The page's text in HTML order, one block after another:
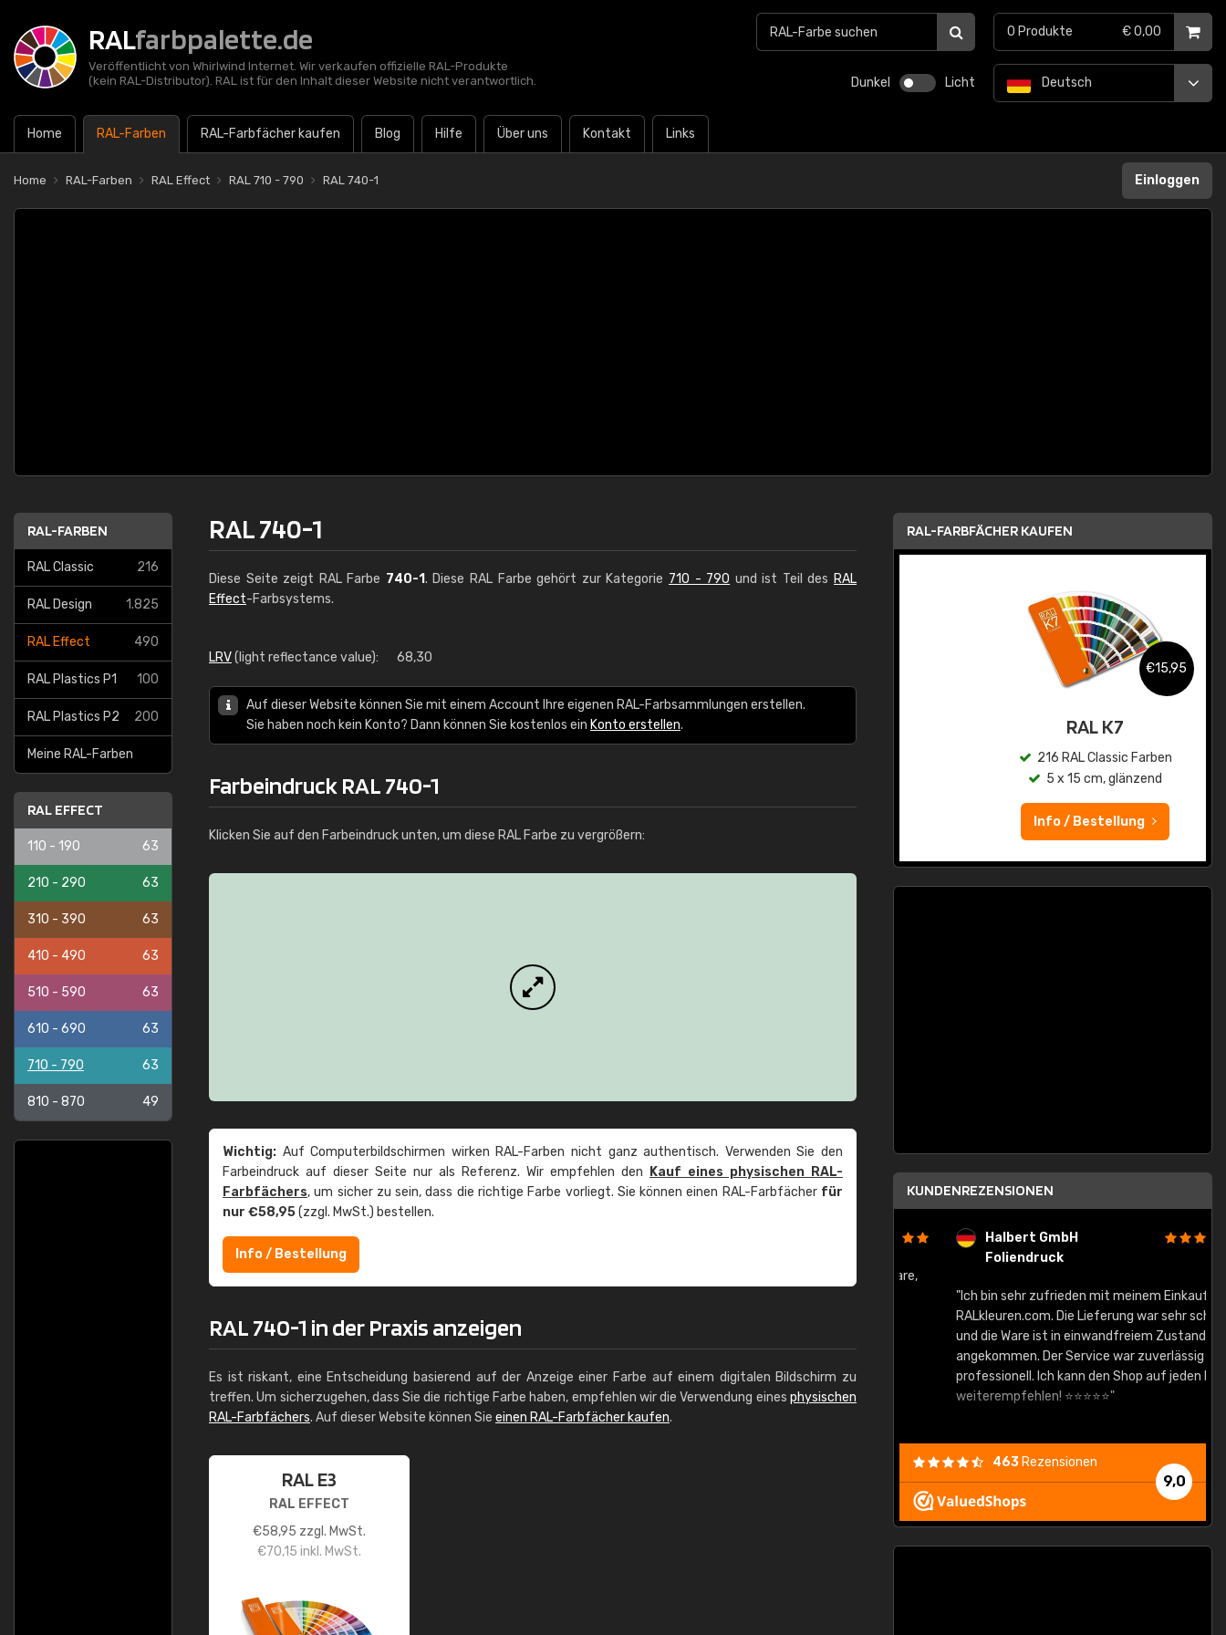
RALfarbpalette.de
Veröffentlicht von Whirlwind Internet. Wir verkaufen offizielle RAL-Produkte
(kein RAL-Distributor). RAL ist für den Inhalt dieser Website nicht verantwortlich.
Dunkel Licht
Home RAL-Farben RAL-Farbfächer kaufen Blog Hilfe Über uns Kontakt Links
Deutsch
0 Produkte € 0,00
Home RAL-Farben RAL Effect RAL 710 - 790 RAL 740-1 Einloggen
RAL-FARBEN
RAL Classic 216
RAL Design 1.825
RAL Effect 490
RAL Plastics P1 100
RAL Plastics P2 200
Meine RAL-Farben
RAL EFFECT
110 - 190 63
210 - 290 63
310 - 390 63
410 - 490 63
510 - 590 63
610 - 690 63
710 - 790 63
810 - 870 49
RAL 740-1
Diese Seite zeigt RAL Farbe 740-1. Diese RAL Farbe gehört zur Kategorie 710 - 790 und ist Teil des RAL
Effect-Farbsystems.
LRV(light reflectance value): 68,30
Auf dieser Website können Sie mit einem Account Ihre eigenen RAL-Farbsammlungen erstellen.
Sie haben noch kein Konto? Dann können Sie kostenlos ein Konto erstellen.
Farbeindruck RAL 740-1
Klicken Sie auf den Farbeindruck unten, um diese RAL Farbe zu vergrößern:
Wichtig: Auf Computerbildschirmen wirken RAL-Farben nicht ganz authentisch. Verwenden Sie den
Farbeindruck auf dieser Seite nur als Referenz. Wir empfehlen den
Kauf eines physischen RAL-
Farbfächers, um sicher zu sein, dass die richtige Farbe vorliegt. Sie können einen RAL-Farbfächer für
nur €58,95(zzgl. MwSt.) bestellen.
Info / Bestellung
RAL 740-1 in der Praxis anzeigen
Es ist riskant, eine Entscheidung basierend auf der Anzeige einer Farbe auf einem digitalen Bildschirm zu
treffen. Um sicherzugehen, dass Sie die richtige Farbe haben, empfehlen wir die Verwendung eines physischen
RAL-Farbfächers. Auf dieser Website können Sie einen RAL-Farbfächer kaufen.
RAL E3
RAL EFFECT
€58,95 zzgl. MwSt.
€70,15 inkl. MwSt.
RAL-FARBFÄCHER KAUFEN
RAL K7 auf Wasserbasis
€15,95
RAL K7
216 RAL Classic Farben
5 x 15 cm, glänzend
Info / Bestellung
KUNDENREZENSIONEN
Halbert GmbH
Foliendruck
"Ich bin sehr zufrieden mit meinem Einkauf bei
RALkleuren.com. Die Lieferung war sehr schnell
und die Ware ist in einwandfreiem Zustand
angekommen. Der Service war zuverlässig und
professionell. Ich kann den Shop auf jeden Fall
weiterempfehlen! ⭐⭐⭐⭐⭐"
9,0
463 Rezensionen